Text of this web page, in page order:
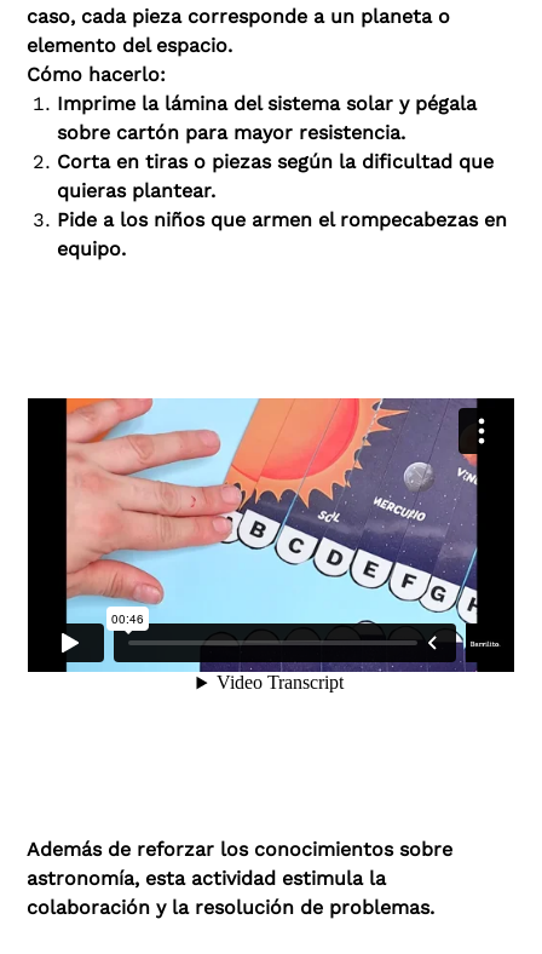
caso, cada pieza corresponde a un planeta o
elemento del espacio.
Cómo hacerlo:
Imprime la lámina del sistema solar y pégala
sobre cartón para mayor resistencia.
Corta en tiras o piezas según la dificultad que
quieras plantear.
Pide a los niños que armen el rompecabezas en
equipo.
Además de reforzar los conocimientos sobre
astronomía, esta actividad estimula la
colaboración y la resolución de problemas.